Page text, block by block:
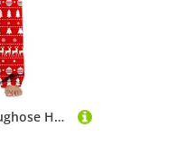
TBloevwlh Schlafanzughose Herren Lang Fleece Warm Weihnachts Rentier Hose Freizeithose mit Taschen und Kordelzug Lounge Pyjamahose